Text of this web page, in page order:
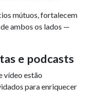
mútuos, fortalecem
ambos os lados —
e podcasts
vídeo estão
para enriquecer